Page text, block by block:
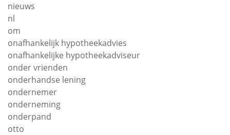
nieuws
nl
om
onafhankelijk hypotheekadvies
onafhankelijke hypotheekadviseur
onder vrienden
onderhandse lening
ondernemer
onderneming
onderpand
otto